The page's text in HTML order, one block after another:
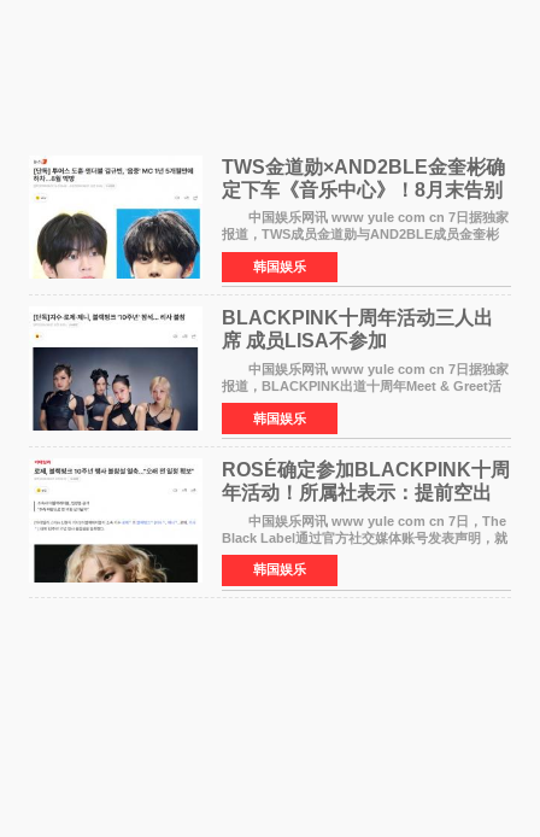
TWS金道勋×AND2BLE金奎彬确
定下车《音乐中心》！8月末告别
MC席位
中国娱乐网讯 www yule com cn 7日据独家
报道，TWS成员金道勋与AND2BLE成员金奎彬
将于8月离开《音乐中心》MC的位置。 金道
勋与金奎彬于去年3月与H2H A-NA一起被选为
《音乐中心》MC，约1
韩国娱乐
BLACKPINK十周年活动三人出
席 成员LISA不参加
中国娱乐网讯 www yule com cn 7日据独家
报道，BLACKPINK出道十周年Meet & Greet活
动将由智秀、ROS&Eacute;、JENNIE出席，
LISA将缺席。 此前BLACKPINK所属社YG并
未为组合出道十周年做
韩国娱乐
ROSÉ确定参加BLACKPINK十周
年活动！所属社表示：提前空出
了时间
中国娱乐网讯 www yule com cn 7日，The
Black Label通过官方社交媒体账号发表声明，就
近期网络上关于ROS&Eacute;个人行程及是否参
加BLACKPINK出道纪念活动的种种猜测作出正
式回应。 Th
韩国娱乐